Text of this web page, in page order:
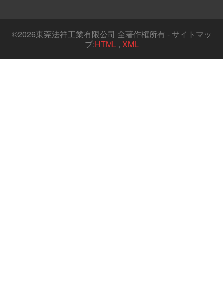
©2026東莞法祥工業有限公司 全著作権所有 - サイトマッ
プ:HTML, XML